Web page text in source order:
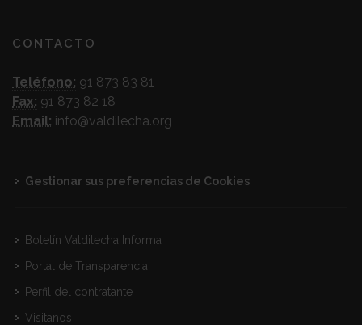
CONTACTO
Teléfono: 91 873 83 81
Fax: 91 873 82 18
Email: info@valdilecha.org
Gestionar sus preferencias de Cookies
Boletín Valdilecha Informa
Portal de Transparencia
Perfil del contratante
Visitanos